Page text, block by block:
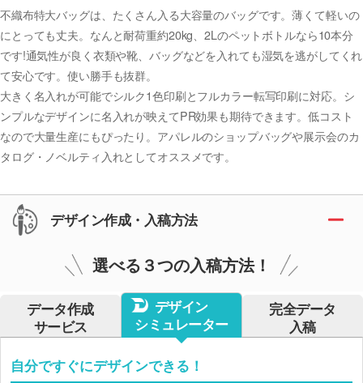
不織布特大バッグは、たくさん入る大容量のバッグです。薄くて軽いの
にとっても丈夫。なんと耐荷重約20kg、2Lのペットボトルなら10本分
です!通気性が良く衣類や靴、バッグなどを入れても湿気を逃がしてくれ
て安心です。使い勝手も抜群。
大きく名入れが可能でシルク1色印刷とフルカラー転写印刷に対応。シ
ンプルなデザインに名入れが映えてPR効果も期待できます。低コスト
なので大量生産にもぴったり。アパレルのショップバッグや展示会のカ
タログ・ノベルティ入れとしてオススメです。
デザイン作成・入稿方法
選べる３つの入稿方法！
データ作成
サービス
デザイン
シミュレーター
完全データ
入稿
自分ですぐにデザインできる！